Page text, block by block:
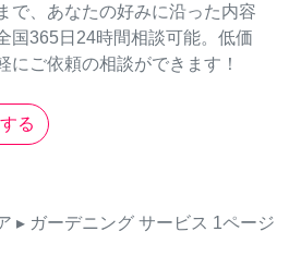
で、あなたの好みに沿った内容
国365日24時間相談可能。低価
にご依頼の相談ができます！
る
▸ ガーデニング サービス 1ページ